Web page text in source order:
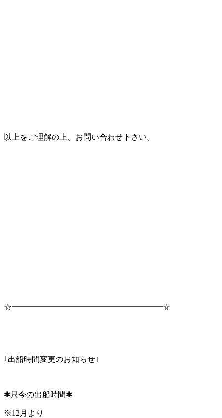
以上をご理解の上、お問い合わせ下さい。
☆━━━━━━━━━━━━━━━━━━━☆
｢出船時間変更のお知らせ｣
✱只今の出船時間✱
※12月より